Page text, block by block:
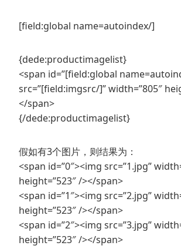
[field:global name=autoindex/]
{dede:productimagelist}
<span id=”[field:global
src=”[field:imgsrc/]” width=”805″
</span>
{/dede:productimagelist}
假如有3个图片，则结果为：
<span id=”0″><img src=”1.jpg”
height=”523″ /></span>
<span id=”1″><img src=”2.jpg”
height=”523″ /></span>
<span id=”2″><img src=”3.jpg”
height=”523″ /></span>